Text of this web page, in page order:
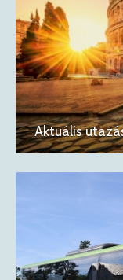
Aktuális